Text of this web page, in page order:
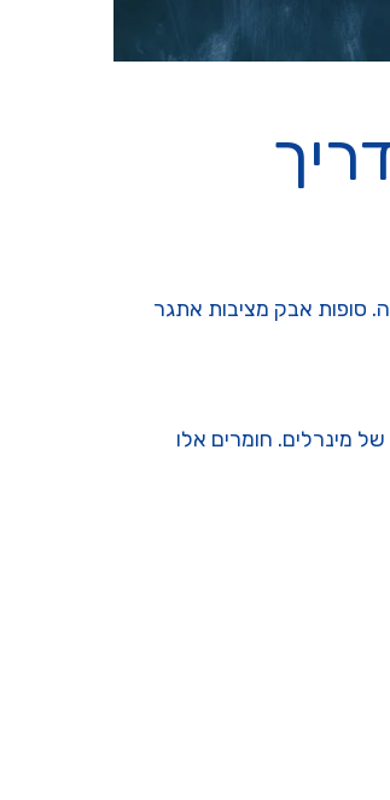
סופות אבק מציבות אתגר
מינרלים. חומרים אלו